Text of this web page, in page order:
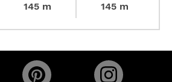
145 m
145 m